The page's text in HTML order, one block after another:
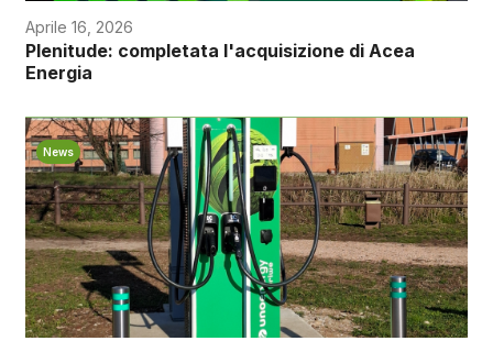
Aprile 16, 2026
Plenitude: completata l'acquisizione di Acea
Energia
News